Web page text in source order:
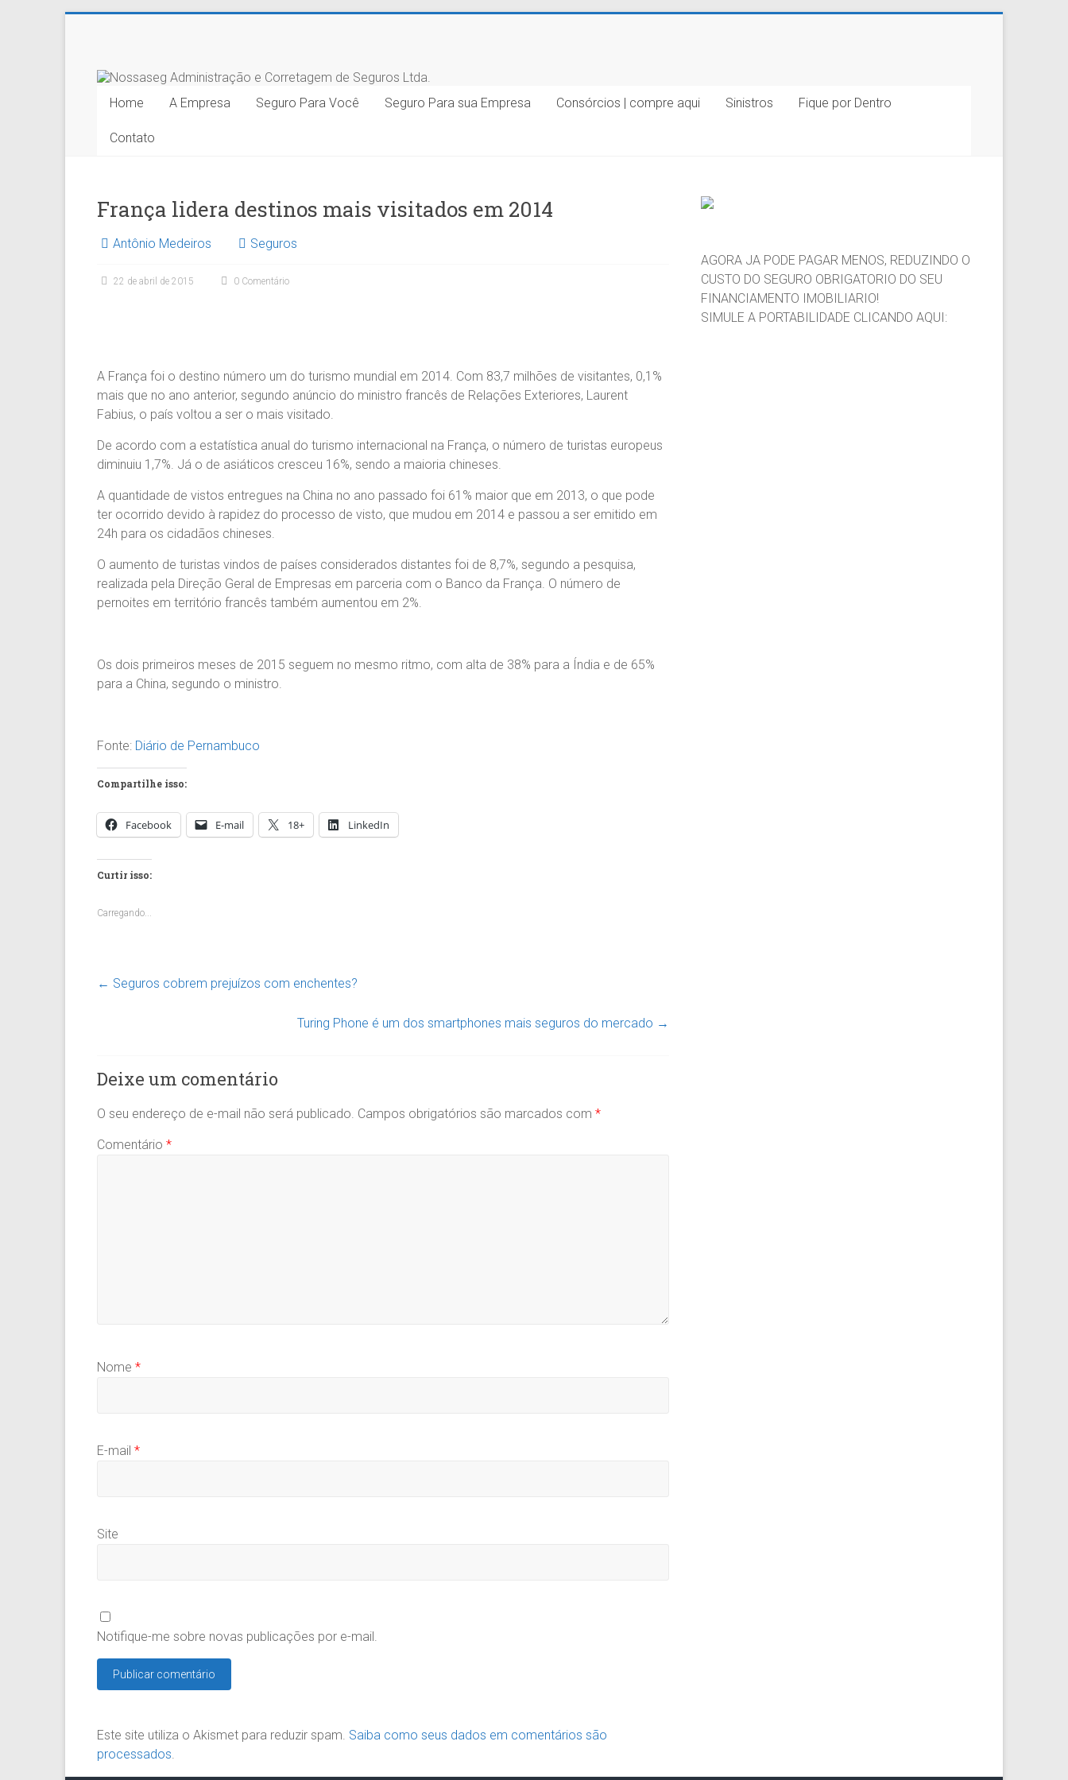
Nossaseg
Administração
Corretagem
Seguros
Ltda.
Home A Empresa Seguro Para Você Seguro Para sua Empresa Consórcios | compre aqui Sinistros Fique por Dentro
Contato
França lidera destinos mais visitados em 2014
Antônio Medeiros Seguros
22 de abril de 2015 0 Comentário
A França foi o destino número um do turismo mundial em 2014. Com 83,7 milhões de visitantes, 0,1%
mais que no ano anterior, segundo anúncio do ministro francês de Relações Exteriores, Laurent
Fabius, o país voltou a ser o mais visitado.
De acordo com a estatística anual do turismo internacional na França, o número de turistas europeus
diminuiu 1,7%. Já o de asiáticos cresceu 16%, sendo a maioria chineses.
A quantidade de vistos entregues na China no ano passado foi 61% maior que em 2013, o que pode
ter ocorrido devido à rapidez do processo de visto, que mudou em 2014 e passou a ser emitido em
24h para os cidadãos chineses.
O aumento de turistas vindos de países considerados distantes foi de 8,7%, segundo a pesquisa,
realizada pela Direção Geral de Empresas em parceria com o Banco da França. O número de
pernoites em território francês também aumentou em 2%.
Os dois primeiros meses de 2015 seguem no mesmo ritmo, com alta de 38% para a Índia e de 65%
para a China, segundo o ministro.
Fonte: Diário de Pernambuco
Compartilhe isso:
Facebook E-mail 18+ LinkedIn
Curtir isso:
Carregando...
← Seguros cobrem prejuízos com enchentes?
Turing Phone é um dos smartphones mais seguros do mercado →
Deixe um comentário
O seu endereço de e-mail não será publicado. Campos obrigatórios são marcados com *
Comentário *
Nome *
E-mail *
Site
Notifique-me sobre novas publicações por e-mail.
Este site utiliza o Akismet para reduzir spam. Saiba como seus dados em comentários são
processados.
AGORA JA PODE PAGAR MENOS, REDUZINDO O
CUSTO DO SEGURO OBRIGATORIO DO SEU
FINANCIAMENTO IMOBILIARIO!
SIMULE A PORTABILIDADE CLICANDO AQUI: